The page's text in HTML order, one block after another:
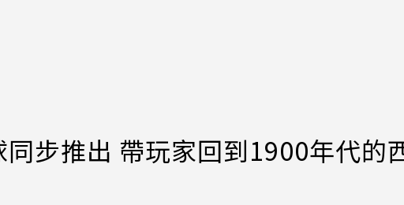
同步推出 帶玩家回到1900年代的